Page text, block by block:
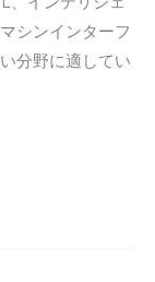
シンインターフ
分野に適してい